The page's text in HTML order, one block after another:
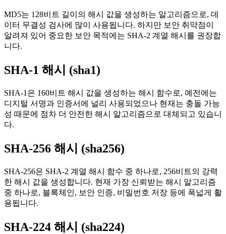
MD5는 128비트 길이의 해시 값을 생성하는 알고리즘으로, 데
이터 무결성 검사에 많이 사용됩니다. 하지만 보안 취약점이
알려져 있어 중요한 보안 목적에는 SHA-2 계열 해시를 권장합
니다.
SHA-1 해시 (sha1)
SHA-1은 160비트 해시 값을 생성하는 해시 함수로, 예전에는
디지털 서명과 인증서에 널리 사용되었으나 현재는 충돌 가능
성 때문에 점차 더 안전한 해시 알고리즘으로 대체되고 있습니
다.
SHA-256 해시 (sha256)
SHA-256은 SHA-2 계열 해시 함수 중 하나로, 256비트의 강력
한 해시 값을 생성합니다. 현재 가장 신뢰받는 해시 알고리즘
중 하나로, 블록체인, 보안 인증, 비밀번호 저장 등에 폭넓게 활
용됩니다.
SHA-224 해시 (sha224)